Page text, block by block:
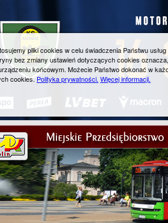
pliki cookies w celu świadczenia Państwu
bez zmiany ustawień dotyczących cookies
końcowym. Możecie Państwo dokonać w
cookies.Polityka prywatności. Więcej informacji.